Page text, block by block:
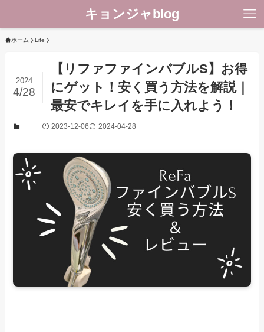
キョンジャblog
ホーム Life
【リファファインバブルS】お得
にゲット！安く買う方法を解説｜
最安でキレイを手に入れよう！
2024
4/28
2023-12-06 2024-04-28